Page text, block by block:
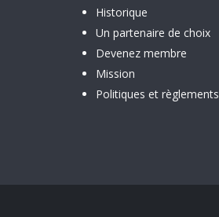
Historique
Un partenaire de choix
Devenez membre
Mission
Politiques et règlements